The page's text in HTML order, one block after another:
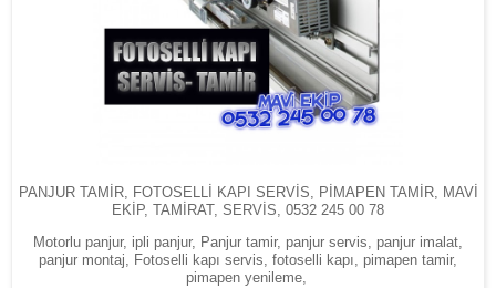
PANJUR TAMİR, FOTOSELLİ KAPI SERVİS, PİMAPEN TAMİR, MAVİ
EKİP, TAMİRAT, SERVİS, 0532 245 00 78
Motorlu panjur, ipli panjur, Panjur tamir, panjur servis, panjur imalat,
panjur montaj, Fotoselli kapı servis, fotoselli kapı, pimapen tamir,
pimapen yenileme,